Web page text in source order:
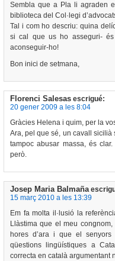
Sembla que a Pla li agraden
biblioteca del Col·legi
Tal i com ho descriu: quina
si cal que us ho asseguri-
aconseguir-ho!
Bon inici de setmana,
Florenci Salesas escrigué:
20 gener 2009 a les 8:04
Gràcies Helena i quim, per la
Ara, pel que sé, un cavall sicilià
tampoc abusar massa, és
però.
Josep Maria Balmaña
15 març 2010 a les 13:39
Em fa molta il·lusió la
Llàstima que el meu
hores d’ara i que el
qüestions lingüístiques a
correcta en català argumentant